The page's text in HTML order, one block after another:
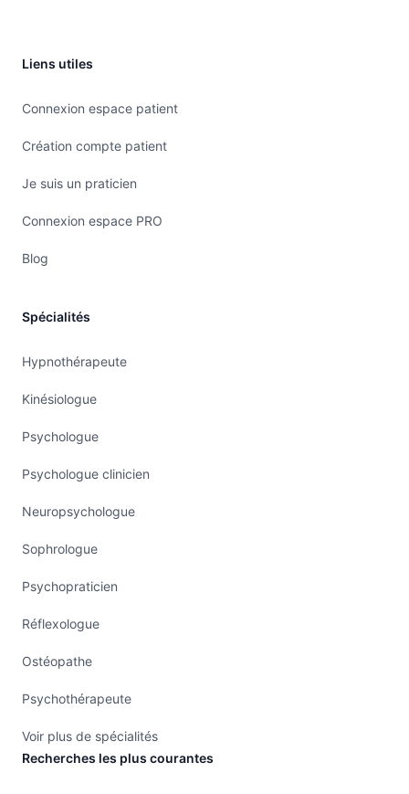
Liens utiles
Connexion espace patient
Création compte patient
Je suis un praticien
Connexion espace PRO
Blog
Spécialités
Hypnothérapeute
Kinésiologue
Psychologue
Psychologue clinicien
Neuropsychologue
Sophrologue
Psychopraticien
Réflexologue
Ostéopathe
Psychothérapeute
Voir plus de spécialités
Recherches les plus courantes